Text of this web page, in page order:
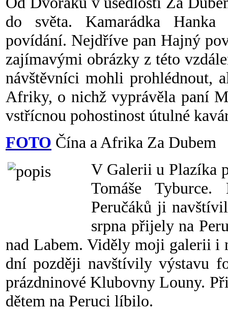
do světa. Kamarádka
povídání. Nejdříve pan Hajný
zajímavými obrázky z této
návštěvníci mohli prohlédnout,
Afriky, o nichž vyprávěla paní
vstřícnou pohostinost útulné
FOTO Čína a Afrika Za Dubem
V Galerii u Plazíka
Tomáše
Peručáků ji
srpna přijely na
nad Labem. Viděly moji galerii i
dní později navštívily výstavu
prázdninové Klubovny Louny.
dětem na Peruci líbilo.